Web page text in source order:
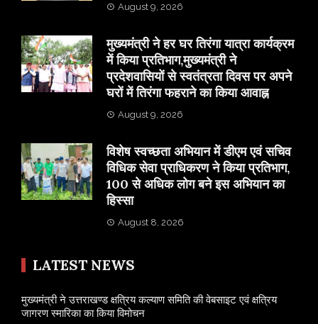
August 9, 2026
मुख्यमंत्री ने हर घर तिरंगा यात्रा कार्यक्रम
में किया प्रतिभाग,मुख्यमंत्री ने
प्रदेशवासियों से स्वतंत्रता दिवस पर अपने
घरों में तिरंगा फहराने का किया आवाह्न
August 9, 2026
विशेष स्वच्छता अभियान में डीएम एवं सचिव
विधिक सेवा प्राधिकरण ने किया प्रतिभाग,
100 से अधिक लोग बने इस अभियान का
हिस्सा
August 8, 2026
LATEST NEWS
मुख्यमंत्री ने उत्तराखण्ड क्षत्रिय कल्याण समिति की वेबसाइट एवं क्षत्रिय
जागरण स्मारिका का किया विमोचन